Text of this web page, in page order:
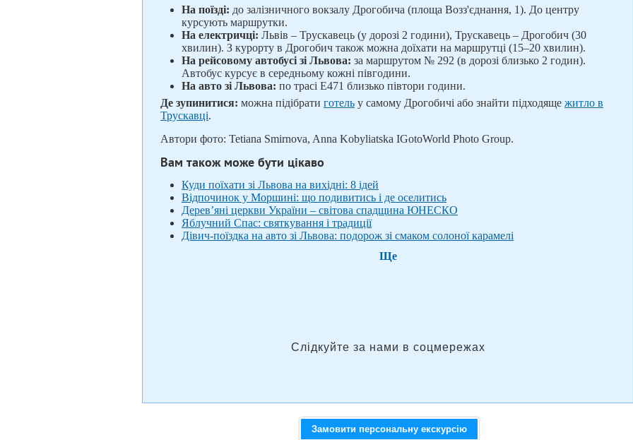
На поїзді: до залізничного вокзалу Дрогобича (площа Возз'єднання, 1). До центру
курсують маршрутки.
На електричці: Львів – Трускавець (у дорозі 2 години), Трускавець – Дрогобич (30
хвилин). З курорту в Дрогобич також можна доїхати на маршрутці (15–20 хвилин).
На рейсовому автобусі зі Львова: за маршрутом № 292 (в дорозі близько 2 годин).
Автобус курсує в середньому кожні півгодини.
На авто зі Львова: по трасі Е471 близько півтори години.
Де зупинитися: можна підібрати готель у самому Дрогобичі або знайти підходяще житло в
Трускавці.
Автори фото: Tetiana Smirnova, Anna Kobyliatska IGotoWorld Photo Group.
Вам також може бути цікаво
Куди поїхати зі Львова на вихідні: 8 ідей
Відпочинок у Моршині: що подивитись і де оселитись
Дерев’яні церкви України – світова спадщина ЮНЕСКО
Яблучний Спас: святкування і традиції
Дівич-поїздка на авто зі Львова: подорож зі смаком солоної карамелі
Ще
Слідкуйте за нами в соцмережах
Замовити персональну екскурсію